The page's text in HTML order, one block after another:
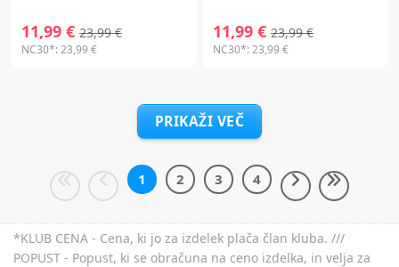
11,99 € 23,99 €
NC30*:23,99 €
11,99 € 23,99 €
NC30*:23,99 €
PRIKAŽI VEČ
1 2 3 4
*KLUB CENA - Cena, ki jo za izdelek plača član kluba. ///
POPUST - Popust, ki se obračuna na ceno izdelka, in velja za